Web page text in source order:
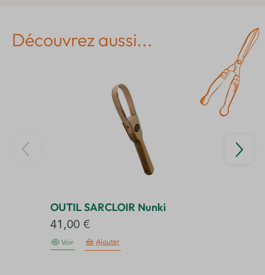
Découvrez aussi...
OUTIL SARCLOIR Nunki
41,00€
Voir Ajouter